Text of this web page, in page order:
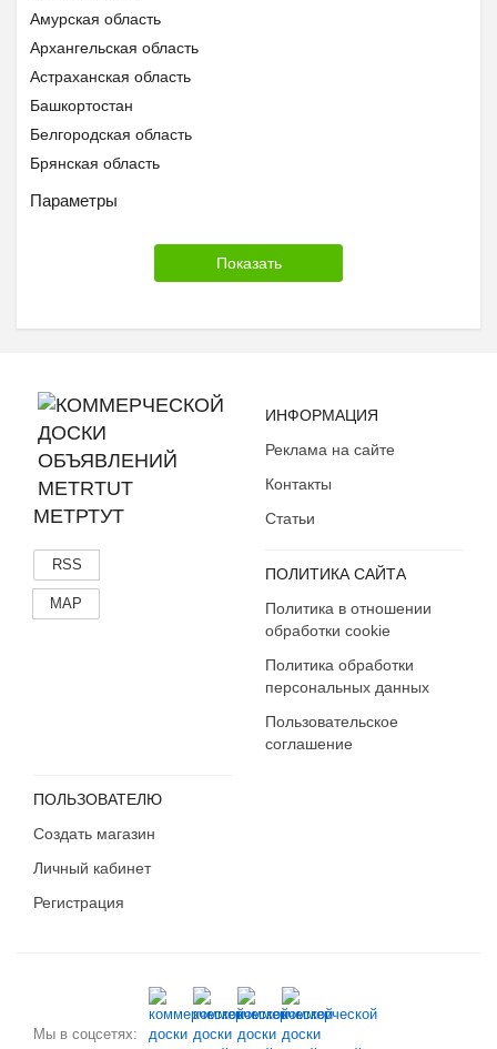
Помощь животным Беларуси
Амурская область
Архангельская область
Астраханская область
Башкортостан
Белгородская область
Брянская область
Бурятия
Волгоградская область
Вологодская область
Забайкальский край
Ивановская область
Ингушетия
Иркутская область
Кабардино-Балкария
Калмыкия
Калужская область
Камчатский край
Костромская область
Краснодарский край
Курганская область
Липецкая область
Магаданская область
Параметры
МЕТРТУТ
RSS
MAP
ИНФОРМАЦИЯ
Реклама на сайте
Контакты
Статьи
ПОЛИТИКА САЙТА
Политика в отношении
обработки cookie
Политика обработки
персональных данных
Пользовательское
соглашение
ПОЛЬЗОВАТЕЛЮ
Создать магазин
Личный кабинет
Регистрация
Мы в соцсетях: